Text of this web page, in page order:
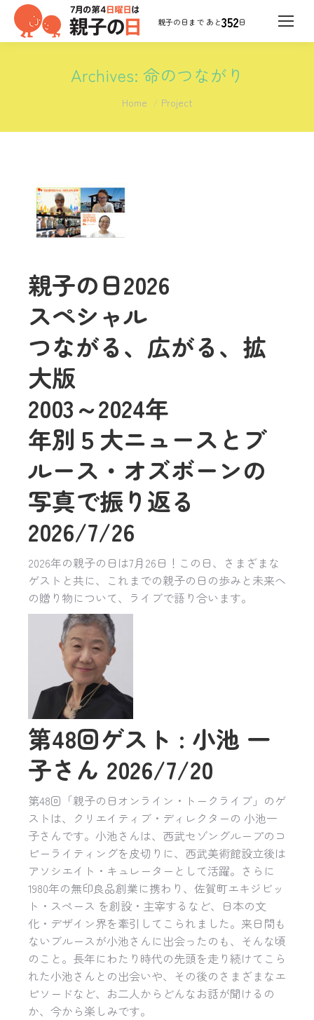
352日
Archives: 命のつながり
You are here:
Home Project
親子の日2026
スペシャル
つながる、広がる、拡
大版
2003～2024年
年別５大ニュースとブ
ルース・オズボーンの
写真で振り返る
2026/7/26
2026年の親子の日は7月26日！この日、さまざまな
ゲストと共に、これまでの親子の日の歩みと未来へ
の贈り物について、ライブで語り合います。
第48回ゲスト : 小池 一
子さん 2026/7/20
第48回「親子の日オンライン・トークライブ」のゲ
ストは、クリエイティブ・ディレクターの 小池一
子さんです。小池さんは、西武セゾングループのコ
ピーライティングを皮切りに、西武美術館設立後は
アソシエイト・キュレーターとして活躍。さらに
1980年の無印良品創業に携わり、佐賀町エキジビッ
ト・スペース を創設・主宰するなど、日本の文
化・デザイン界を牽引してこられました。来日間も
ないブルースが小池さんに出会ったのも、そんな頃
のこと。長年にわたり時代の先頭を走り続けてこら
れた小池さんとの出会いや、その後のさまざまなエ
ピソードなど、お二人からどんなお話が聞けるの
か、今から楽しみです。